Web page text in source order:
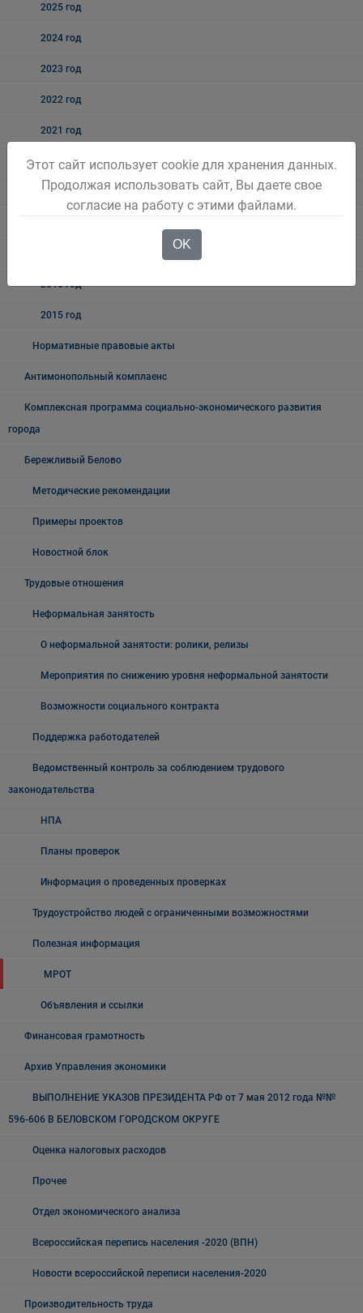
2025 год
2024 год
2023 год
2022 год
2021 год
2020 год
2019 год
2016 год
2015 год
Нормативные правовые акты
Антимонопольный комплаенс
Комплексная программа социально-экономического развития
города
Бережливый Белово
Методические рекомендации
Примеры проектов
Новостной блок
Трудовые отношения
Неформальная занятость
О неформальной занятости: ролики, релизы
Мероприятия по снижению уровня неформальной занятости
Возможности социального контракта
Поддержка работодателей
Ведомственный контроль за соблюдением трудового
законодательства
НПА
Планы проверок
Информация о проведенных проверках
Трудоустройство людей с ограниченными возможностями
Полезная информация
МРОТ
Объявления и ссылки
Финансовая грамотность
Архив Управления экономики
ВЫПОЛНЕНИЕ УКАЗОВ ПРЕЗИДЕНТА РФ от 7 мая 2012 года №№
596-606 В БЕЛОВСКОМ ГОРОДСКОМ ОКРУГЕ
Оценка налоговых расходов
Прочее
Отдел экономического анализа
Всероссийская перепись населения -2020 (ВПН)
Новости всероссийской переписи населения-2020
Производительность труда
Этот сайт использует cookie для хранения данных.
Продолжая использовать сайт, Вы даете свое
согласие на работу с этими файлами.
OK